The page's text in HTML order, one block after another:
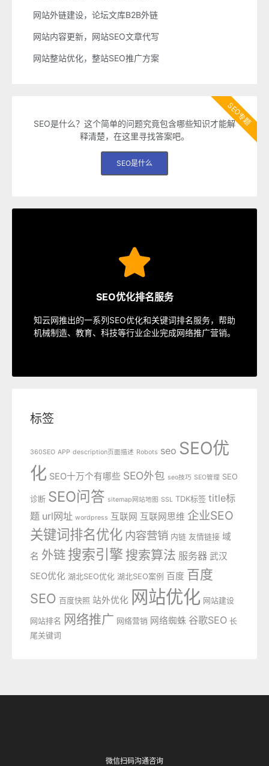
网站外链建设，论坛文库B2B外链
网站内容更新，网站SEO文章代写
网站整站优化，整站SEO推广方案
SEO是什么？这个简单的问题究竟包含哪些知识才能解
释清楚，在这里寻找答案吧。
SEO是什么
SEO专题
SEO优化排名服务
知云网推出的一系列SEO优化和关键词排名服务，帮助
机械制造、教育、科技等行业企业完成网络推广营销。
SEO服务中心
速排名等多种服务，从容应对各种优化需求。
SEO服务
标签
360SEO APP description页面描述 Robots seo SEO优
化 SEO十万个有哪些 SEO外包 seo技巧 SEO管理 SEO
诊断 SEO问答 sitemap网站地图 SSL TDK标签 title标
题 url网址 wordpress 互联网 互联网思维 企业SEO
关键词排名优化 内容营销 内链 友情链接 域
名 外链 搜索引擎 搜索算法 服务器 武汉
SEO优化 湖北SEO优化 湖北SEO案例 百度 百度
SEO 百度快照 站外优化 网站优化 网站建设
网站排名 网络推广 网络营销 网络蜘蛛 谷歌SEO 长
尾关键词
微信扫码沟通咨询